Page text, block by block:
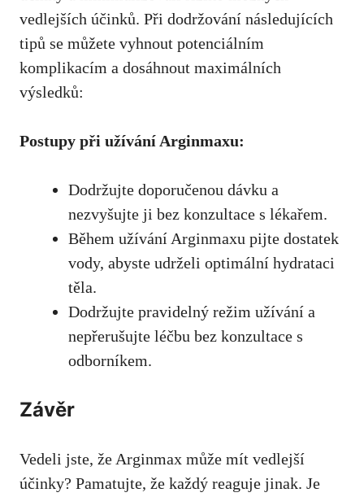
vedlejších účinků. Při dodržování následujících
tipů se můžete vyhnout potenciálním
komplikacím a dosáhnout maximálních
výsledků:
Postupy při užívání Arginmaxu:
Dodržujte doporučenou dávku a
nezvyšujte ji bez konzultace s lékařem.
Během užívání Arginmaxu pijte dostatek
vody, abyste udrželi optimální hydrataci
těla.
Dodržujte pravidelný režim užívání a
nepřerušujte léčbu bez konzultace s
odborníkem.
Závěr
Vedeli jste, že Arginmax může mít vedlejší
účinky? Pamatujte, že každý reaguje jinak. Je